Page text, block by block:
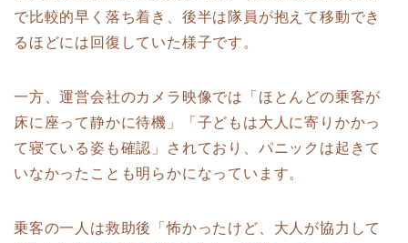
で比較的早く落ち着き、後半は隊員が抱えて移動でき
るほどには回復していた様子です。
一方、運営会社のカメラ映像では「ほとんどの乗客が
床に座って静かに待機」「子どもは大人に寄りかかっ
て寝ている姿も確認」されており、パニックは起きて
いなかったことも明らかになっています。
乗客の一人は救助後「怖かったけど、大人が協力して